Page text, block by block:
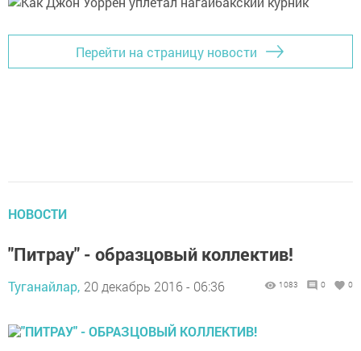
Перейти на страницу новости
НОВОСТИ
"Питрау" - образцовый коллектив!
Туганайлар, 20 декабрь 2016 - 06:36 1083 0 0